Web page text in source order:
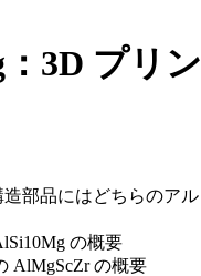
3D プリ
部品にはどちらのア
の概要
AlMgScZr の概要